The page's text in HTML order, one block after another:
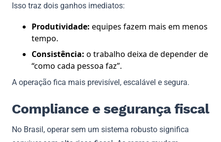
Isso traz dois ganhos imediatos:
Produtividade: equipes fazem mais em menos
tempo.
Consistência: o trabalho deixa de depender de
“como cada pessoa faz”.
A operação fica mais previsível, escalável e segura.
Compliance e segurança fiscal
No Brasil, operar sem um sistema robusto significa